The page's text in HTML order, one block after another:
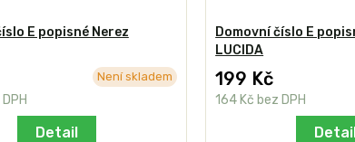
E popisné Nerez
Není skladem
Detail
Domovní číslo E
LUCIDA
199 Kč
164 Kč bez DPH